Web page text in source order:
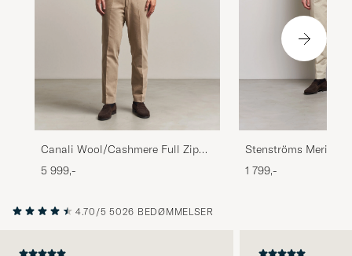
Canali Wool/Cashmere Full Zip
Cardigan Navy
5 999,-
Stenströms Merino
1 799,-
4.70/5 5026 BEDØMMELSER